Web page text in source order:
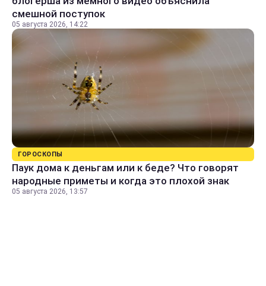
смешной поступок
05 августа 2026, 14:22
ГОРОСКОПЫ
Паук дома к деньгам или к беде? Что говорят
народные приметы и когда это плохой знак
05 августа 2026, 13:57